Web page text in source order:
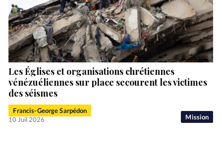
Mission
Les Églises et organisations chrétiennes
vénézuéliennes sur place secourent les victimes
des séismes
Francis-George Sarpédon
10 Juil 2026